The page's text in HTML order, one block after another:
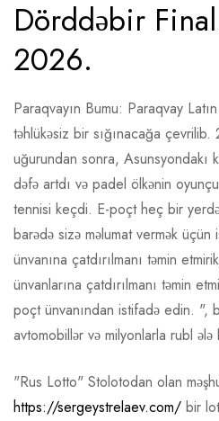
Dörddəbir
2026.
Paraqvayın Bumu: Paraqvay
təhlükəsiz bir sığınacağa
uğurundan sonra, Asunsyondakı
dəfə artdı və padel ölkənin
tennisi keçdi. E-poçt heç bir
barədə sizə məlumat vermək
ünvanına çatdırılmanı təmin
ünvanlarına çatdırılmanı təmin
poçt ünvanından istifadə edin. ",
avtomobillər və milyonlarla rubl ələ
"Rus Lotto" Stolotodan olan
https://sergeystrelaev.com/ bir